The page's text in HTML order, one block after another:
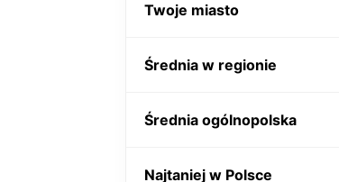
Twoje miasto
Średnia w regionie
Średnia ogólnopolska
Najtaniej w Polsce